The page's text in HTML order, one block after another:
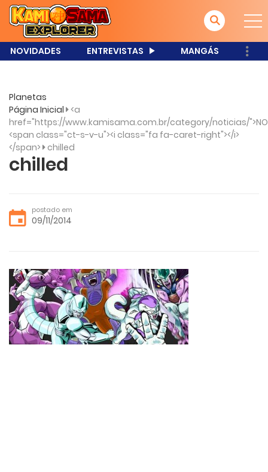
NOVIDADES ENTREVISTAS MANGÁS
Planetas
Página Inicial <a
href="https://www.kamisama.com.br/category/noticias/
<span class="ct-s-v-u"><i class="fa fa-caret-right"></i>
</span> chilled
chilled
postado em
09/11/2014